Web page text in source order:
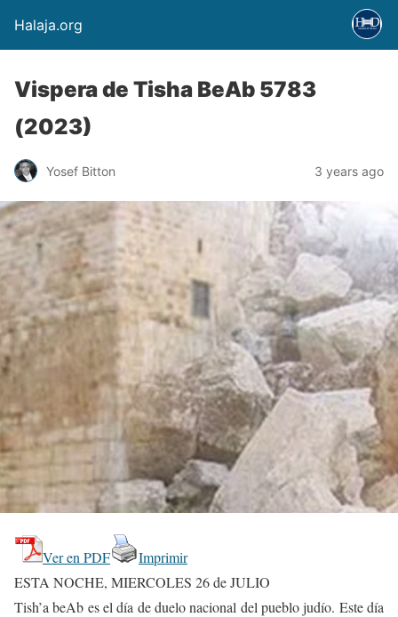
Halaja.org
Vispera de Tisha BeAb 5783
(2023)
Yosef Bitton 3 years ago
Ver en PDF
Imprimir
ESTA NOCHE, MIERCOLES 26 de JULIO
Tish’a beAb es el día de duelo nacional del pueblo judío. Este día